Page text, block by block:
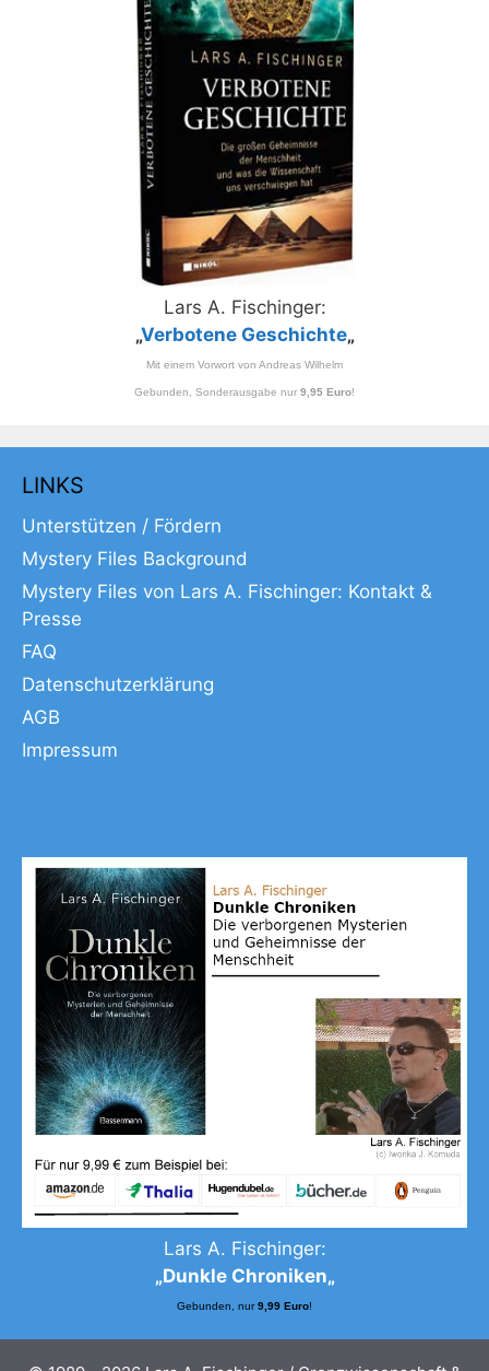
Lars A. Fischinger:
„Verbotene Geschichte„
Mit einem Vorwort von Andreas Wilhelm
Gebunden, Sonderausgabe nur 9,95 Euro!
LINKS
Unterstützen / Fördern
Mystery Files Background
Mystery Files von Lars A. Fischinger: Kontakt &
Presse
FAQ
Datenschutzerklärung
AGB
Impressum
Lars A. Fischinger:
„Dunkle Chroniken„
Gebunden, nur9,99 Euro!